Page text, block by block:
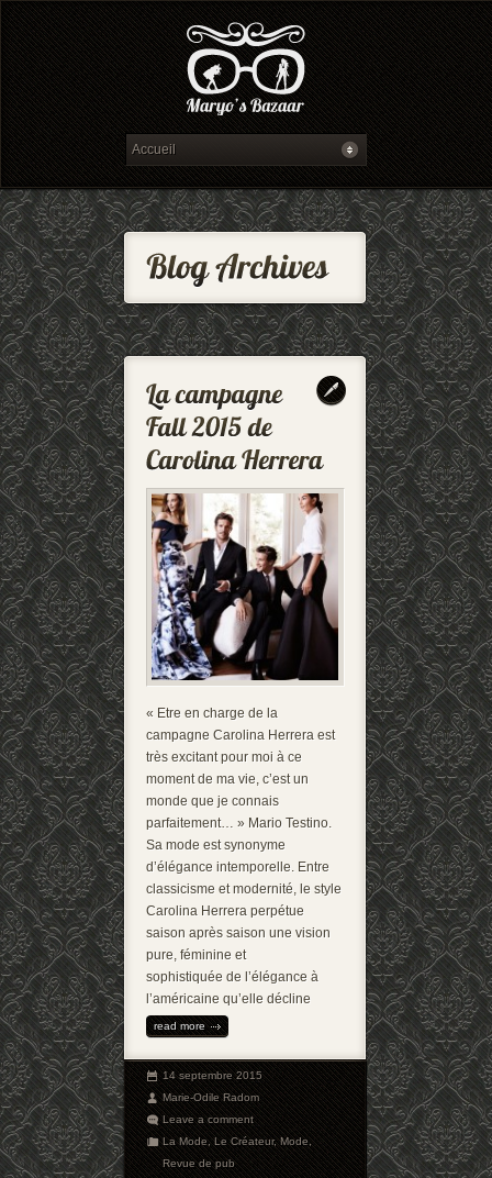
« Etre en charge de la
campagne Carolina Herrera est
très excitant pour moi à ce
moment de ma vie, c’est un
monde que je connais
parfaitement… » Mario Testino.
Sa mode est synonyme
d’élégance intemporelle. Entre
classicisme et modernité, le style
Carolina Herrera perpétue
saison après saison une vision
pure, féminine et
sophistiquée de l’élégance à
l’américaine qu’elle décline
read more
14 septembre 2015
Marie-Odile Radom
Leave a comment
La Mode,Le Créateur,Mode,
Revue de pub